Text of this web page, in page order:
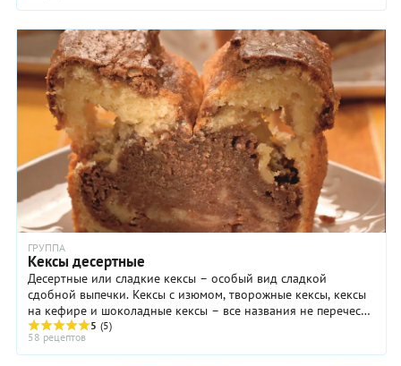
ГРУППА
Кексы десертные
Десертные или сладкие кексы – особый вид сладкой
сдобной выпечки. Кексы с изюмом, творожные кексы, кексы
на кефире и шоколадные кексы – все названия не перечесть.
Но при всем многообразии рецептов, в ...
5 (5)
58 рецептов